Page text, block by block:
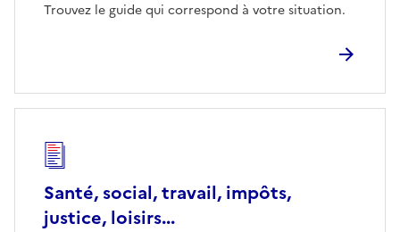
Trouvez le guide qui correspond à votre situation.
Santé, social, travail, impôts,
justice, loisirs...